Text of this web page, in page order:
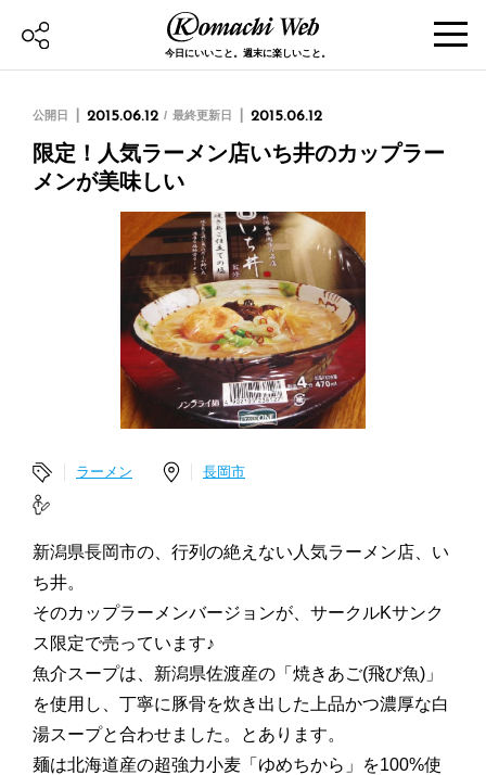
今日にいいこと。週末に楽しいこと。
公開日 2015.06.12 最終更新日 2015.06.12
限定！人気ラーメン店いち井のカップラー
メンが美味しい
ラーメン 長岡市
新潟県長岡市の、行列の絶えない人気ラーメン店、い
ち井。
そのカップラーメンバージョンが、サークルKサンク
ス限定で売っています♪
魚介スープは、新潟県佐渡産の「焼きあご(飛び魚)」
を使用し、丁寧に豚骨を炊き出した上品かつ濃厚な白
湯スープと合わせました。とあります。
麺は北海道産の超強力小麦「ゆめちから」を100%使